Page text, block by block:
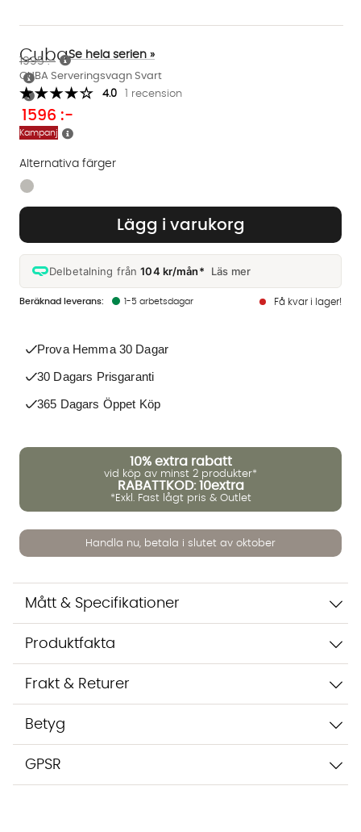
CUBA Serveringsvagn Svart
CubaSe hela serien »
4.0 1 recension
1596 :-
1995 :-
Kampanj
Lägg i varukorg
Delbetalning från104 kr/mån* Läs mer
1-5 arbetsdagar Få kvar i lager!
Alternativa färger
Finns även i dessa färger:
Prova Hemma 30 Dagar
30 Dagars Prisgaranti
365 Dagars Öppet Köp
10% extra rabatt
vid köp av minst 2 produkter*
RABATTKOD: 10extra
*Exkl. Fast lågt pris & Outlet
Handla nu, betala i slutet av oktober
Mått & Specifikationer
Produktfakta
Frakt & Returer
Betyg
GPSR
sparas i upp till 24 timmar för att kunna hjälpa dig. Vi delar
inte dina uppgifter med tredje part. Läs mer i vår
integritetspolicy.
Jag godkänner att konversationen sparas
Starta chatten